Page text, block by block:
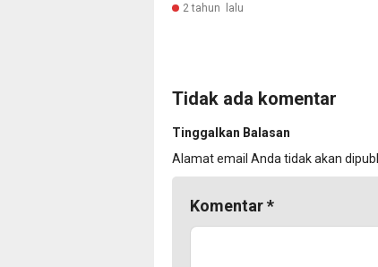
2 tahun lalu
Tidak ada komentar
Tinggalkan Balasan
Alamat email Anda tidak akan
Komentar*